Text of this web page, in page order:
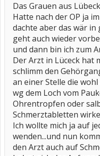
Das Grauen aus
Hatte nach der OP ja
dachte aber das wär in
geht auch wieder
und dann bin ich zum
Der Arzt in Lüceck hat
schlimm den
an einer Stelle die
wg dem Loch vom
Ohrentropfen oder
Schmerztabletten
Ich wollte mich ja auf
wenden...und nun
den Arzt auch auf